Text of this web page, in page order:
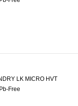
LK MICRO HVT
Free